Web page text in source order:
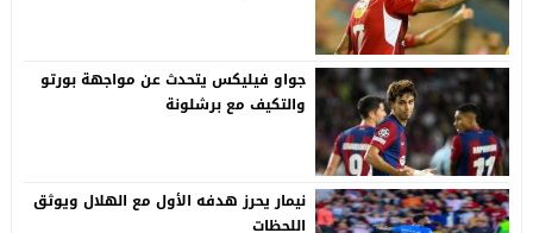
جواو فيليكس يتحدث عن مواجهة بورتو
والتكيف مع برشلونة
نيمار يحرز هدفه الأول مع الهلال ويوثق
اللحظات